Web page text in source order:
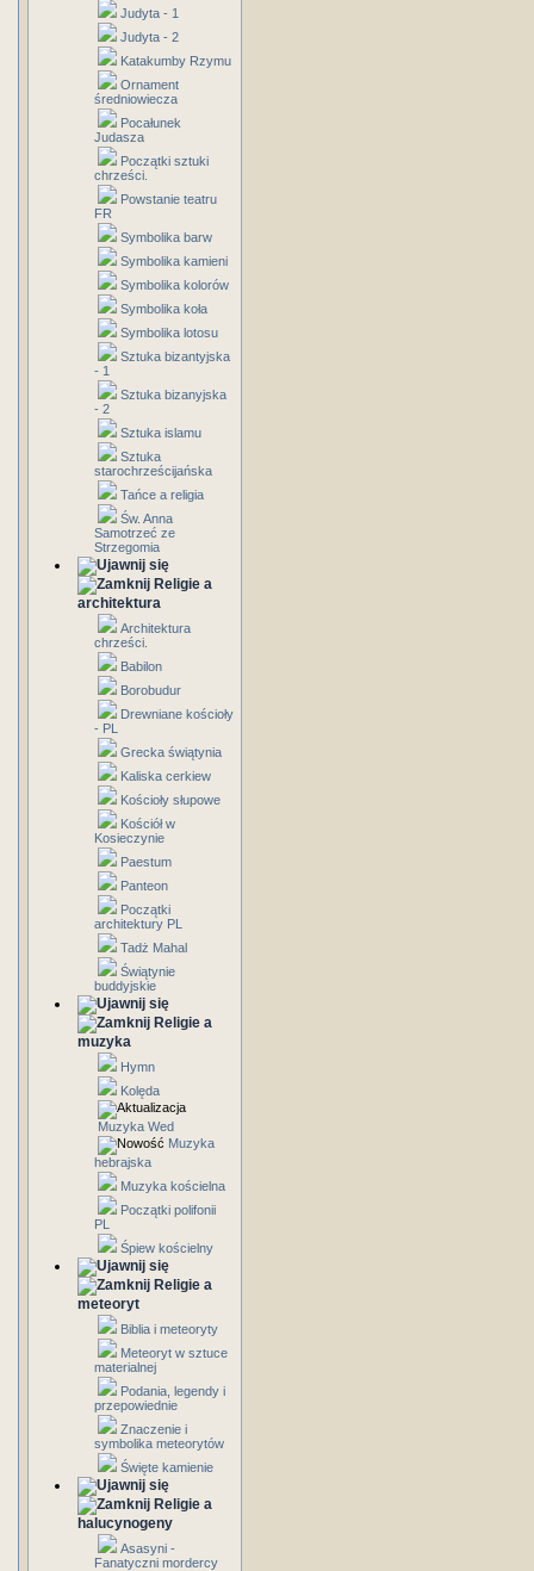
Judyta - 1
Judyta - 2
Katakumby Rzymu
Ornament
średniowiecza
Pocałunek
Judasza
Początki sztuki
chrześci.
Powstanie teatru
FR
Symbolika barw
Symbolika kamieni
Symbolika kolorów
Symbolika koła
Symbolika lotosu
Sztuka bizantyjska
- 1
Sztuka bizanyjska
- 2
Sztuka islamu
Sztuka
starochrześcijańska
Tańce a religia
Św. Anna
Samotrzeć ze
Strzegomia
Religie a
architektura
Architektura
chrześci.
Babilon
Borobudur
Drewniane kościoły
- PL
Grecka świątynia
Kaliska cerkiew
Kościoły słupowe
Kościół w
Kosieczynie
Paestum
Panteon
Początki
architektury PL
Tadż Mahal
Świątynie
buddyjskie
Religie a
muzyka
Hymn
Kolęda
Muzyka Wed
Muzyka
hebrajska
Muzyka kościelna
Początki polifonii
PL
Śpiew kościelny
Religie a
meteoryt
Biblia i meteoryty
Meteoryt w sztuce
materialnej
Podania, legendy i
przepowiednie
Znaczenie i
symbolika meteorytów
Święte kamienie
Religie a
halucynogeny
Asasyni -
Fanatyczni mordercy